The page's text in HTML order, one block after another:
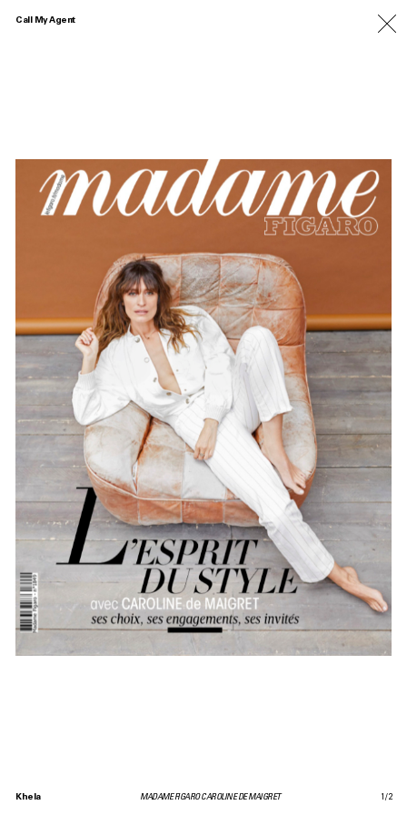
Call My Agent
Khela MADAME FIGARO CAROLINE DE MAIGRET 1 /2